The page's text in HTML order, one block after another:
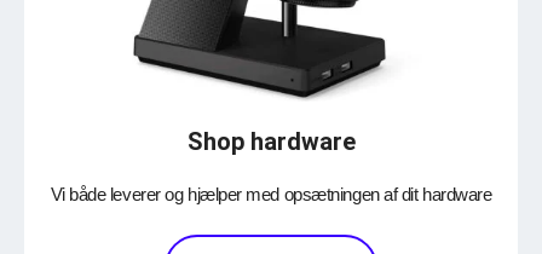
Shop hardware
Vi både leverer og hjælper med opsætningen af dit hardware